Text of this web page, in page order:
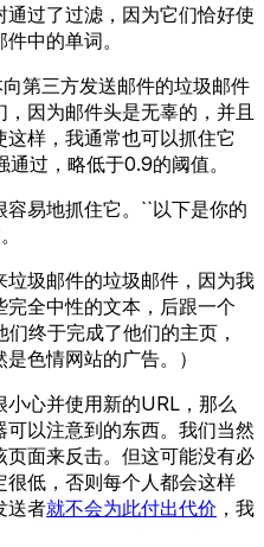
过了过滤，因为它们恰好使
中的单词。
第三方发送邮件的垃圾邮件
因为邮件头是无辜的，并且
样，我通常也可以抓住它
过，略低于0.9的阈值。
易地抓住它。``以下是你的
圾邮件的垃圾邮件，因为我
全中性的文本，后跟一个
终于完成了他们的主页，
色情网站的广告。）
心并使用新的URL，那么
以注意到的东西。我们当然
面来反击。但这可能没有必
低，否则每个人都会这样
送者就不会为此付出代价 ，我